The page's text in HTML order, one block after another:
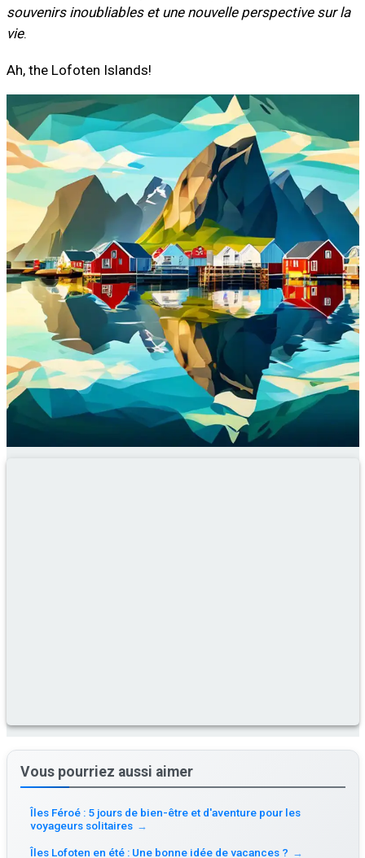
souvenirs inoubliables et une nouvelle perspective sur la
vie.
Ah, the Lofoten Islands!
Vous pourriez aussi aimer
Îles Féroé : 5 jours de bien-être et d'aventure pour les
voyageurs solitaires →
Îles Lofoten en été : Une bonne idée de vacances ? →